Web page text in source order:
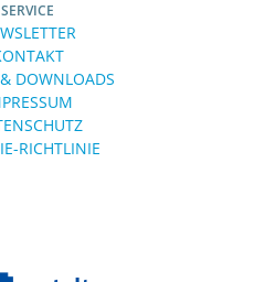
SERVICE
& DOWNLOADS
RICHTLINIE